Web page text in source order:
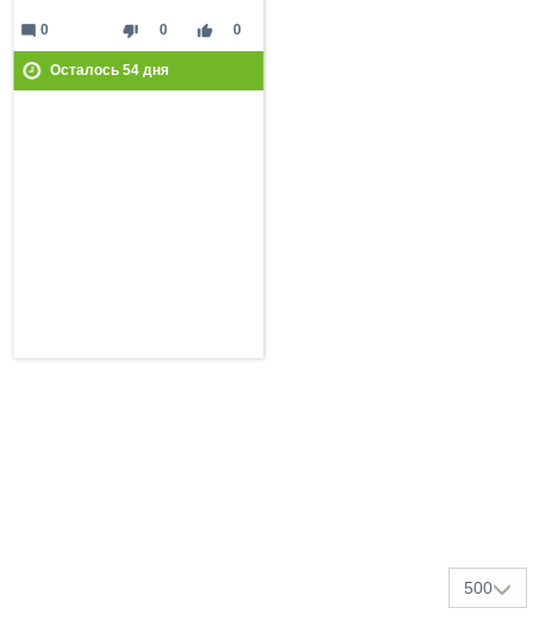
thumb_down 0 thumb_up 0
mode_comment 0
Осталось 54дня
500